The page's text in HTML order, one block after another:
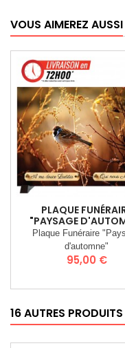
VOUS AIMEREZ AUSSI
PLAQUE
"PAYSAGE
Plaque Funéraire
d'automne"
Prix
95,00 €
16 AUTRES